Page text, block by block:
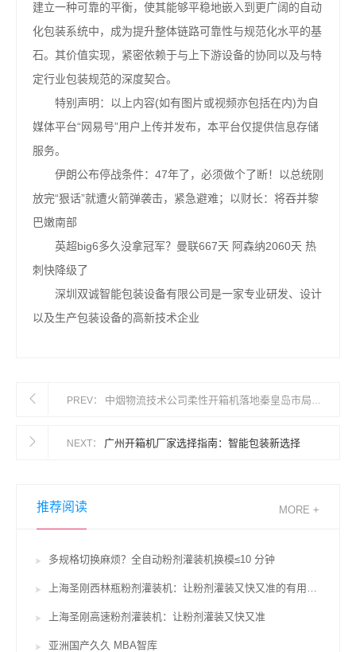
建立一种可靠的平衡，使其能够平稳地嵌入到更广阔的自动
化包装系统中，成为提升整体链路可靠性与规范化水平的基
石。其价值实现，紧密依赖于与上下游设备的协同以及与特
定行业包装规范的深度契合。
特别声明：以上内容(如有图片或视频亦包括在内)为自
媒体平台“网易号”用户上传并发布，本平台仅提供信息存储
服务。
伊朗公布停战条件：47年了，必须做个了断！以总统刚
放完“狠话”就遭火箭弹袭击，紧急避难；以财长：将吞并黎
巴嫩南部
英超big6多久没拿冠军？曼联667天 阿森纳2060天 热
刺快降级了
深圳双诚智能包装设备有限公司是一家专业研发、设计
以及生产包装设备的高新技术企业
PREV： 中烟物流技术公司柔性开箱机落地秦皇岛市局（公司）
NEXT： 广州开箱机厂家选择指南：智能包装新选择
推荐阅读 MORE +
多规格切换麻烦？全自动粉剂灌装机换模≤10 分钟
上海圣刚西林瓶粉剂灌装机：让粉剂灌装又快又准的有用辅佐
上海圣刚高速粉剂灌装机：让粉剂灌装又快又准
亚洲国产久久 MBA智库